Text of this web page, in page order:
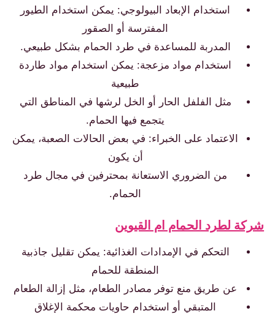
استخدام الإبعاد البيولوجي: يمكن استخدام الطيور
المفترسة أو الصقور
المدربة للمساعدة في طرد الحمام بشكل طبيعي.
استخدام مواد مزعجة: يمكن استخدام مواد طاردة
طبيعية
مثل الفلفل الحار أو الخل لرشها في المناطق التي
يتجمع فيها الحمام.
الاعتماد على الخبراء: في بعض الحالات الصعبة، يمكن
أن يكون
من الضروري الاستعانة بمحترفين في مجال طرد
الحمام.
لطرد الحمام ام القيوين
التحكم في الإمدادات الغذائية: يمكن تقليل جاذبية
المنطقة للحمام
عن طريق منع توفر مصادر الطعام، مثل إزالة الطعام
المتبقي أو استخدام حاويات محكمة الإغلاق